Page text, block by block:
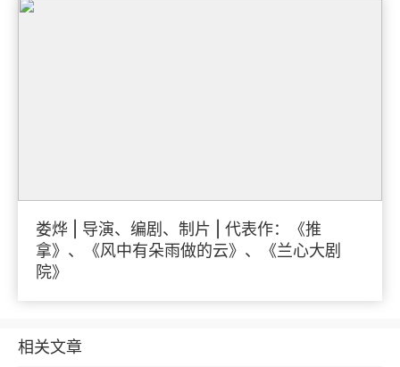
娄烨 | 导演、编剧、制片 | 代表作：《推
拿》、《风中有朵雨做的云》、《兰心大剧
院》
相关文章